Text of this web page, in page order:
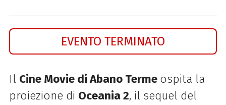
EVENTO TERMINATO
Il Cine Movie di Abano Terme ospita la
proiezione di Oceania 2, il sequel del